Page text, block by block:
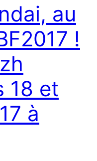
au
!
18 et
à